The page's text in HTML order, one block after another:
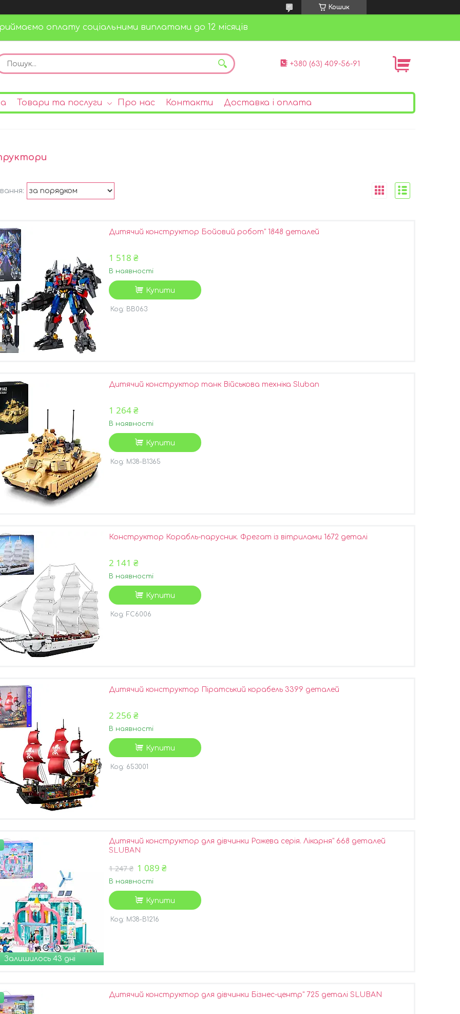
Кошик
оплату соціальними виплатами до 12 місяців
+380 (63) 409-56-91
Товари та послуги Про нас Контакти Доставка і оплата
Дитячий конструктор Бойовий робот" 1848 деталей
1 518 ₴
В наявності
Купити
BB063
Дитячий конструктор танк Військова техніка Sluban
1 264 ₴
В наявності
Купити
M38-B1365
Конструктор Корабль-парусник. Фрегат із вітрилами 1672 деталі
2 141 ₴
В наявності
Купити
FC6006
Дитячий конструктор Піратський корабель 3399 деталей
2 256 ₴
В наявності
Купити
653001
Залишилось 43 дні
Дитячий конструктор для дівчинки Рожева серія. Лікарня" 668 деталей
SLUBAN
1 247 ₴ 1 089 ₴
В наявності
Купити
M38-B1216
Дитячий конструктор для дівчинки Бізнес-центр" 725 деталі SLUBAN